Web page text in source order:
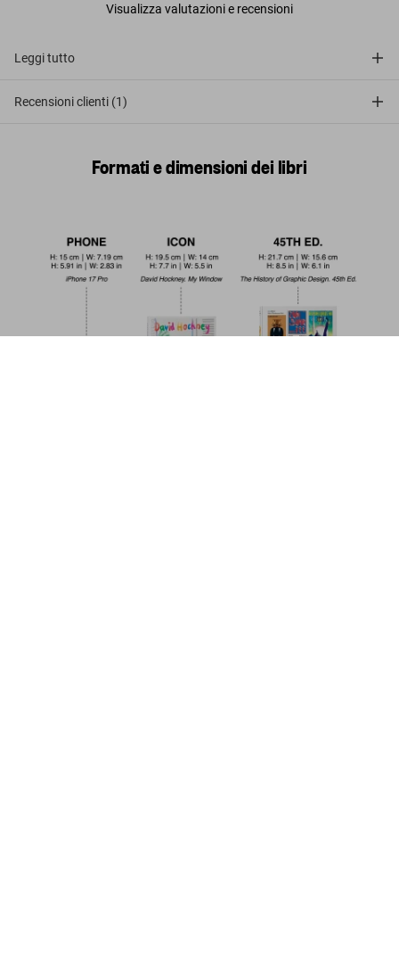
Visualizza valutazioni e recensioni
Leggi tutto
Recensioni clienti (1)
Formati e dimensioni dei libri